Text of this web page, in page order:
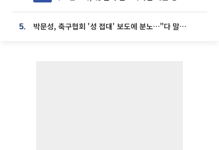
5. 박문성, 축구협회 '성 접대' 보도에 분노…"다 말아먹으려고 작정했나"